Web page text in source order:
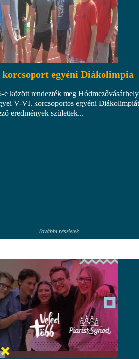
egyéni Diákolimpia
e között rendezték meg
V-VI. korcsoportos egyéni
eredmények születtek...
További részletek